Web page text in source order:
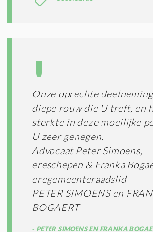
Onze oprechte
diepe rouw die U treft, en
sterkte in deze moeilijke
U zeer genegen,
Advocaat Peter Simoens,
ereschepen & Franka
eregemeenteraadslid
PETER SIMOENS en
BOGAERT
PETER SIMOENS EN FRANKA